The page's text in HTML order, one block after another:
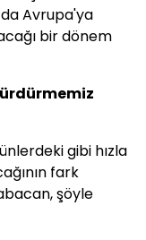
da Avrupa'ya
bir dönem
gibi hızla
fark
, şöyle